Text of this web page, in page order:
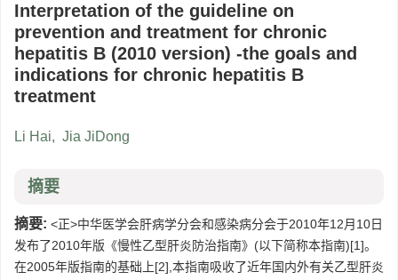
Interpretation of the guideline on
prevention and treatment for chronic
hepatitis B (2010 version) -the goals and
indications for chronic hepatitis B
treatment
Li Hai, Jia JiDong
摘要
摘要: <正>中华医学会肝病学分会和感染病分会于2010年12月10日
发布了2010年版《慢性乙型肝炎防治指南》(以下简称本指南)[1]。
在2005年版指南的基础上[2],本指南吸收了近年国内外有关乙型肝炎